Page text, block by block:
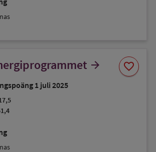
arrow_forward
1 juli 2025
favorite
Spara
som